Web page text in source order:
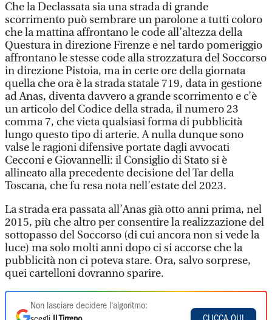
Che la Declassata sia una strada di grande
scorrimento può sembrare un parolone a tutti coloro
che la mattina affrontano le code all’altezza della
Questura in direzione Firenze e nel tardo pomeriggio
affrontano le stesse code alla strozzatura del Soccorso
in direzione Pistoia, ma in certe ore della giornata
quella che ora è la strada statale 719, data in gestione
ad Anas, diventa davvero a grande scorrimento e c’è
un articolo del Codice della strada, il numero 23
comma 7, che vieta qualsiasi forma di pubblicità
lungo questo tipo di arterie. A nulla dunque sono
valse le ragioni difensive portate dagli avvocati
Cecconi e Giovannelli: il Consiglio di Stato si è
allineato alla precedente decisione del Tar della
Toscana, che fu resa nota nell’estate del 2023.
La strada era passata all’Anas già otto anni prima, nel
2015, più che altro per consentire la realizzazione del
sottopasso del Soccorso (di cui ancora non si vede la
luce) ma solo molti anni dopo ci si accorse che la
pubblicità non ci poteva stare. Ora, salvo sorprese,
quei cartelloni dovranno sparire.
Non lasciare decidere l'algoritmo: